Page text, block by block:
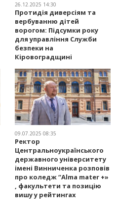
26.12.2025 14:30
Протидія диверсіям та
вербуванню дітей
ворогом: Підсумки року
для управління Служби
безпеки на
Кіровоградщині
09.07.2025 08:35
Ректор
Центральноукраїнського
державного університету
імені Винниченка розповів
про коледж “Alma mater +»
, факультети та позицію
вишу у рейтингах